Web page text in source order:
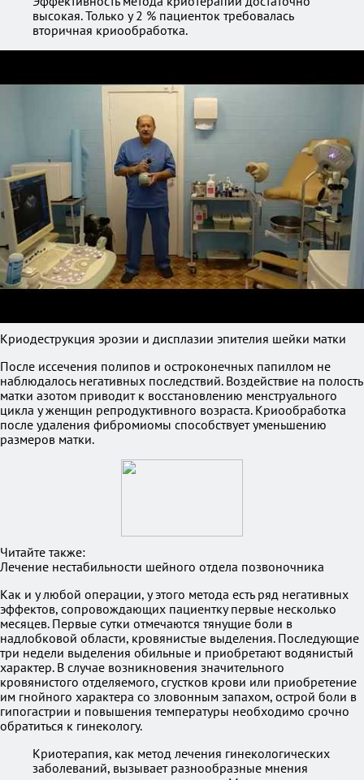
высокая. Только у 2 % пациенток требовалась
вторичная криообработка.
Криодеструкция эрозии и дисплазии эпителия шейки матки
После иссечения полипов и остроконечных папиллом не
наблюдалось негативных последствий. Воздействие на полость
матки азотом приводит к восстановлению менструального
цикла у женщин репродуктивного возраста. Криообработка
после удаления фибромиомы способствует уменьшению
размеров матки.
Читайте также:
Лечение нестабильности шейного отдела позвоночника
Как и у любой операции, у этого метода есть ряд негативных
эффектов, сопровождающих пациентку первые несколько
месяцев. Первые сутки отмечаются тянущие боли в
надлобковой области, кровянистые выделения. Последующие
три недели выделения обильные и приобретают водянистый
характер. В случае возникновения значительного
кровянистого отделяемого, сгустков крови или приобретение
им гнойного характера со зловонным запахом, острой боли в
гипогастрии и повышения температуры необходимо срочно
обратиться к гинекологу.
Криотерапия, как метод лечения гинекологических
заболеваний, вызывает разнообразные мнения